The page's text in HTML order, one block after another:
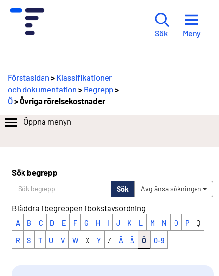
Sök Meny
Förstasidan > Klassifikationer
och dokumentation > Begrepp>
Ö> Övriga rörelsekostnader
Öppna menyn
Sök begrepp
Sök Avgränsa sökningen
Bläddra i begreppen i bokstavsordning
A B C D E F G H I J K L M N O P Q
R S T U V W X Y Z Å Ä Ö 0-9